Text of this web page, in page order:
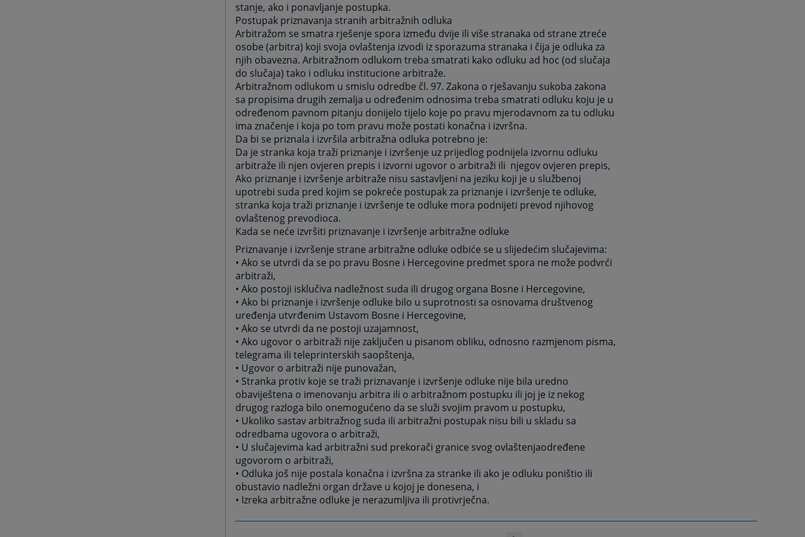
stanje, ako i ponavljanje postupka.
Postupak priznavanja stranih arbitražnih odluka
Arbitražom se smatra rješenje spora između dvije ili više stranaka od strane ztreće
osobe (arbitra) koji svoja ovlaštenja izvodi iz sporazuma stranaka i čija je odluka za
njih obavezna. Arbitražnom odlukom treba smatrati kako odluku ad hoc (od slučaja
do slučaja) tako i odluku institucione arbitraže.
Arbitražnom odlukom u smislu odredbe čl. 97. Zakona o rješavanju sukoba zakona
sa propisima drugih zemalja u određenim odnosima treba smatrati odluku koju je u
određenom pavnom pitanju donijelo tijelo koje po pravu mjerodavnom za tu odluku
ima značenje i koja po tom pravu može postati konačna i izvršna.
Da bi se priznala i izvršila arbitražna odluka potrebno je:
Da je stranka koja traži priznanje i izvršenje uz prijedlog podnijela izvornu odluku
arbitraže ili njen ovjeren prepis i izvorni ugovor o arbitraži ili njegov ovjeren prepis,
Ako priznanje i izvršenje arbitraže nisu sastavljeni na jeziku koji je u službenoj
upotrebi suda pred kojim se pokreće postupak za priznanje i izvršenje te odluke,
stranka koja traži priznanje i izvršenje te odluke mora podnijeti prevod njihovog
ovlaštenog prevodioca.
Kada se neće izvršiti priznavanje i izvršenje arbitražne odluke
Priznavanje i izvršenje strane arbitražne odluke odbiće se u slijedećim slučajevima:
• Ako se utvrdi da se po pravu Bosne i Hercegovine predmet spora ne može podvrći
arbitraži,
• Ako postoji isklučiva nadležnost suda ili drugog organa Bosne i Hercegovine,
• Ako bi priznanje i izvršenje odluke bilo u suprotnosti sa osnovama društvenog
uređenja utvrđenim Ustavom Bosne i Hercegovine,
• Ako se utvrdi da ne postoji uzajamnost,
• Ako ugovor o arbitraži nije zaključen u pisanom obliku, odnosno razmjenom pisma,
telegrama ili teleprinterskih saopštenja,
• Ugovor o arbitraži nije punovažan,
• Stranka protiv koje se traži priznavanje i izvršenje odluke nije bila uredno
obaviještena o imenovanju arbitra ili o arbitražnom postupku ili joj je iz nekog
drugog razloga bilo onemogućeno da se služi svojim pravom u postupku,
• Ukoliko sastav arbitražnog suda ili arbitražni postupak nisu bili u skladu sa
odredbama ugovora o arbitraži,
• U slučajevima kad arbitražni sud prekorači granice svog ovlaštenjaodređene
ugovorom o arbitraži,
• Odluka još nije postala konačna i izvršna za stranke ili ako je odluku poništio ili
obustavio nadležni organ države u kojoj je donesena, i
• Izreka arbitražne odluke je nerazumljiva ili protivrječna.